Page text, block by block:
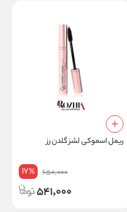
ریمل اسموکی لشز گلدن رز
650,000
17%
541,000